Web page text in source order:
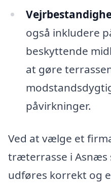
også inkludere
beskyttende
at gøre
påvirkninger.
Ved at vælge et
træterrasse i Asnæs
udføres korrekt og